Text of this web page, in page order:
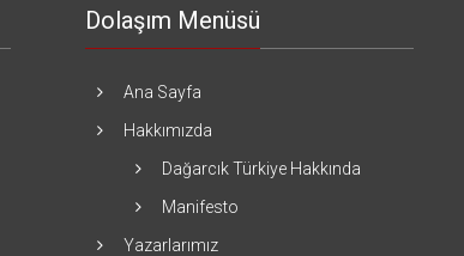
Dolaşım Menüsü
Ana Sayfa
Hakkımızda
Dağarcık Türkiye Hakkında
Manifesto
Yazarlarımız